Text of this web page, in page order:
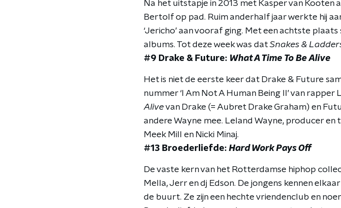
Na het uitstapje in 2013 met Kasper van
Bertolf op pad. Ruim anderhalf jaar werkte hij
‘Jericho’ aan vooraf ging. Met een achtste
albums. Tot deze week was dat Snakes &
#9 Drake & Future: What A Time To Be Alive
Het is niet de eerste keer dat Drake & Future
nummer ‘I Am Not A Human Being II’ van rapper
Alivevan Drake (= Aubret Drake Graham) en
andere Wayne mee. Leland Wayne, producer
Meek Mill en Nicki Minaj.
#13 Broederliefde: Hard Work Pays Off
De vaste kern van het Rotterdamse hiphop
Mella, Jerr en dj Edson. De jongens kennen
de buurt. Ze zijn een hechte vriendenclub en